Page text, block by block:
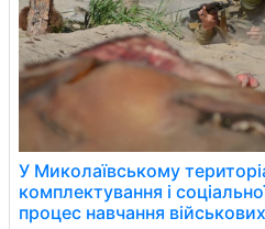
У Миколаївському
комплектування і
процес навчання